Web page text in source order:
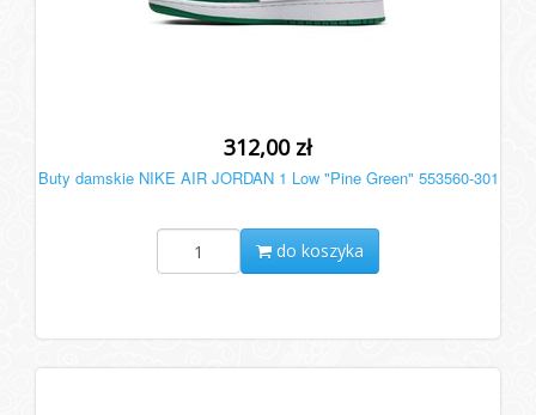
312,00 zł
Buty damskie NIKE AIR JORDAN 1 Low "Pine Green" 553560-301
do koszyka